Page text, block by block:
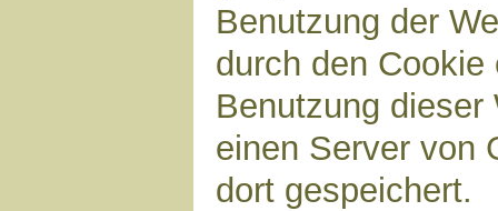
Benutzung der
durch den
Benutzung dieser
einen Server von
dort gespeichert.